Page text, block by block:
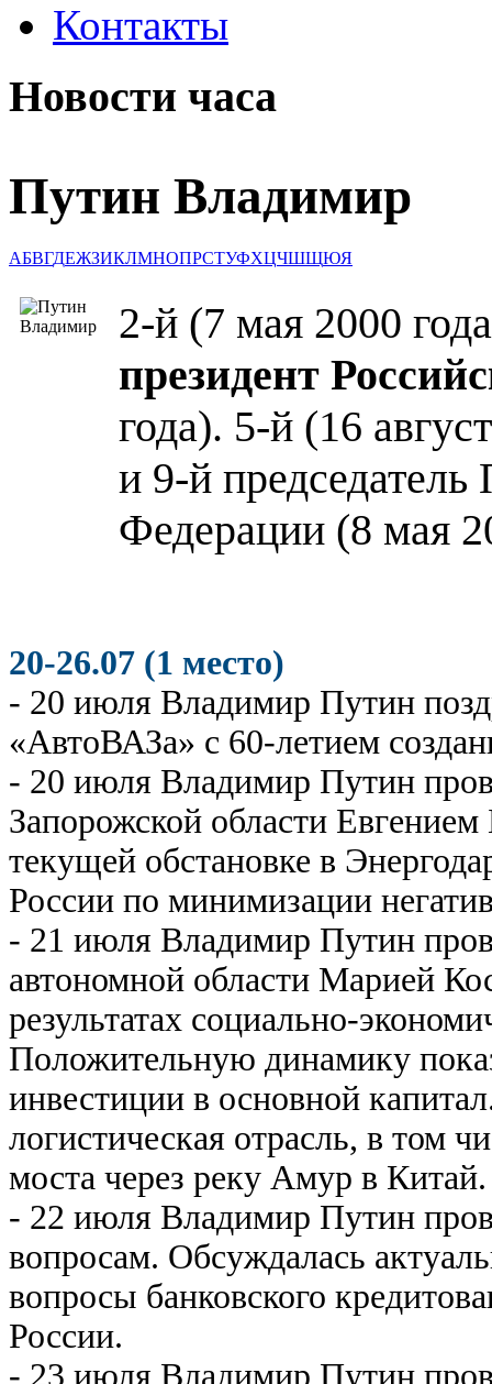
Контакты
Новости часа
Путин Владимир
АБВГДЕЖЗИКЛМНОПРСТУФХЦЧШЩЮЯ
2-й (7 мая 2000
президент
года). 5-й (16
и 9-й председатель
Федерации (8 мая
20-26.07 (1 место)
- 20 июля Владимир Путин
«АвтоВАЗа» с 60-летием
- 20 июля Владимир Путин
Запорожской области
текущей обстановке в
России по минимизации
- 21 июля Владимир Путин
автономной области Марией
результатах социально-
Положительную динамику
инвестиции в основной
логистическая отрасль, в том
моста через реку Амур в Китай.
- 22 июля Владимир Путин
вопросам. Обсуждалась
вопросы банковского
России.
- 23 июля Владимир Путин